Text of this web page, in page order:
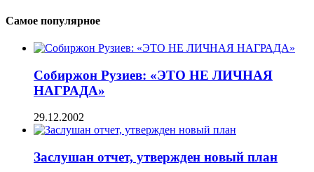
Самое популярное
Собиржон Рузиев: «ЭТО НЕ ЛИЧНАЯ
НАГРАДА»
29.12.2002
Заслушан отчет, утвержден новый план